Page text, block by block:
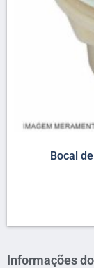
Bocal
Informações